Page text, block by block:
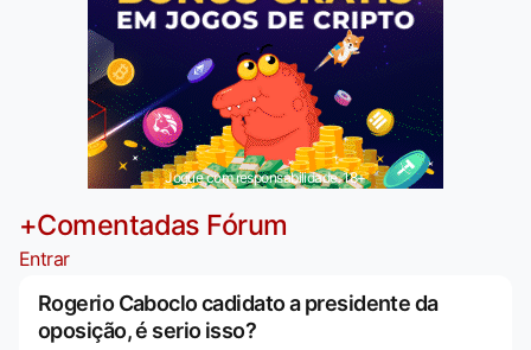
Jogue com responsabilidade. 18+
+Comentadas Fórum
Entrar
Rogerio Caboclo cadidato a presidente da
oposição, é serio isso?